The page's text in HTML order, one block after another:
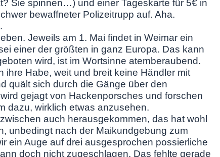
Sie spinnen…) und einer Tageskarte für 5€ in
bewaffneter Polizeitrupp auf. Aha.
Jeweils am 1. Mai findet in Weimar ein
einer der größten in ganz Europa. Das kann
wird, ist im Wortsinne atemberaubend.
ihre Habe, weit und breit keine Händler mit
quält sich durch die Gänge über den
gejagt von Hackenporsches und forschen
dazu, wirklich etwas anzusehen.
auch herausgekommen, das hat wohl
unbedingt nach der Maikundgebung zum
ein Auge auf drei ausgesprochen possierliche
doch nicht zugeschlagen. Das fehlte gerade